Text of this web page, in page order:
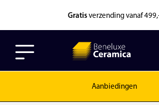
Gratis verzending vanaf
Aanbiedingen